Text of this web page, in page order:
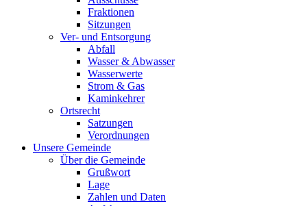
Fraktionen
Sitzungen
Ver- und Entsorgung
Abfall
Wasser & Abwasser
Wasserwerte
Strom & Gas
Kaminkehrer
Ortsrecht
Satzungen
Verordnungen
Unsere Gemeinde
Über die Gemeinde
Grußwort
Lage
Zahlen und Daten